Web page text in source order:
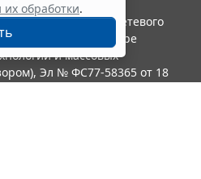
их обработки.
в качестве сетевого
по надзору в сфере
и массовых
Эл № ФС77-58365 от 18